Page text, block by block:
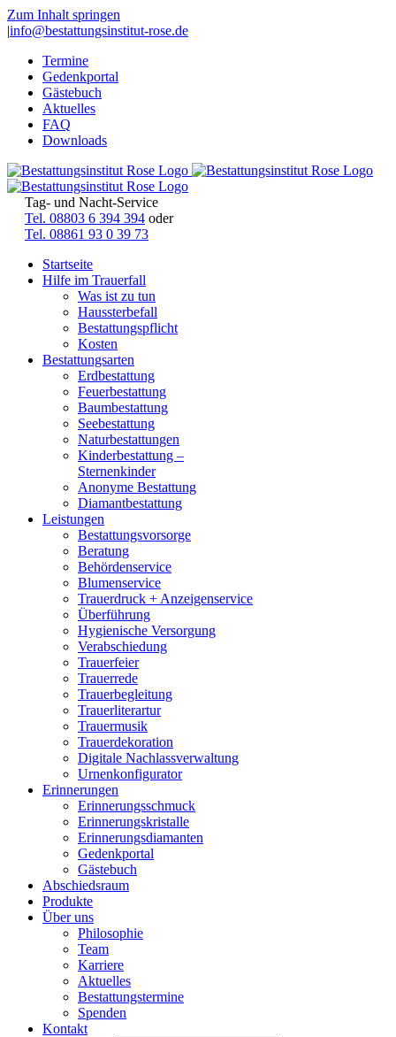
Zum Inhalt springen
|info@bestattungsinstitut-rose.de
Termine
Gedenkportal
Gästebuch
Aktuelles
FAQ
Downloads
Tag- und Nacht-Service
Tel. 08803 6 394 394 oder
Tel. 08861 93 0 39 73
Startseite
Hilfe im Trauerfall
Was ist zu tun
Haussterbefall
Bestattungspflicht
Kosten
Bestattungsarten
Erdbestattung
Feuerbestattung
Baumbestattung
Seebestattung
Naturbestattungen
Kinderbestattung –
Sternenkinder
Anonyme Bestattung
Diamantbestattung
Leistungen
Bestattungsvorsorge
Beratung
Behördenservice
Blumenservice
Trauerdruck + Anzeigenservice
Überführung
Hygienische Versorgung
Verabschiedung
Trauerfeier
Trauerrede
Trauerbegleitung
Trauerliterartur
Trauermusik
Trauerdekoration
Digitale Nachlassverwaltung
Urnenkonfigurator
Erinnerungen
Erinnerungsschmuck
Erinnerungskristalle
Erinnerungsdiamanten
Gedenkportal
Gästebuch
Abschiedsraum
Produkte
Über uns
Philosophie
Team
Karriere
Aktuelles
Bestattungstermine
Spenden
Kontakt